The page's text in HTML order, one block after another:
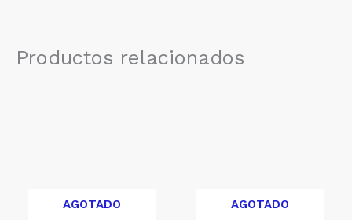
Productos relacionados
AGOTADO AGOTADO